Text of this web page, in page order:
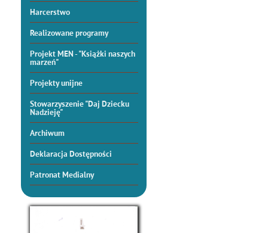
Harcerstwo
Realizowane programy
Projekt MEN - "Książki naszych
marzeń"
Projekty unijne
Stowarzyszenie "Daj Dziecku
Nadzieję"
Archiwum
Deklaracja Dostępności
Patronat Medialny